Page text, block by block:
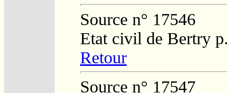
Source n° 17546
Etat civil de Bertry
Retour
Source n° 17547